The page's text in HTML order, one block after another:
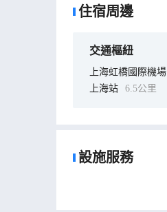
住宿周邊
交通樞紐
上海虹橋國際機場
上海站
6.5公里
設施服務